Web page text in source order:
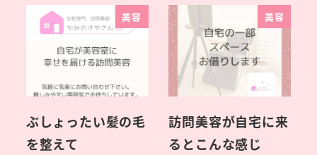
美容
ぶしょったい髪の毛
を整えて
美容
訪問美容が自宅に来
るとこんな感じ